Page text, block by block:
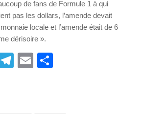
de fans de Formule 1 à qui
pas les dollars, l’amende devait
locale et l’amende était de 6
dérisoire ».
X Telegram
Email